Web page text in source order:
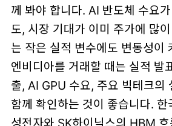
께 봐야 합니다. AI 반도체 수요
도, 시장 기대가 이미 주가에 많
는 작은 실적 변수에도 변동성이
엔비디아를 거래할 때는 실적 발
출, AI GPU 수요, 주요 빅테크의
함께 확인하는 것이 좋습니다.